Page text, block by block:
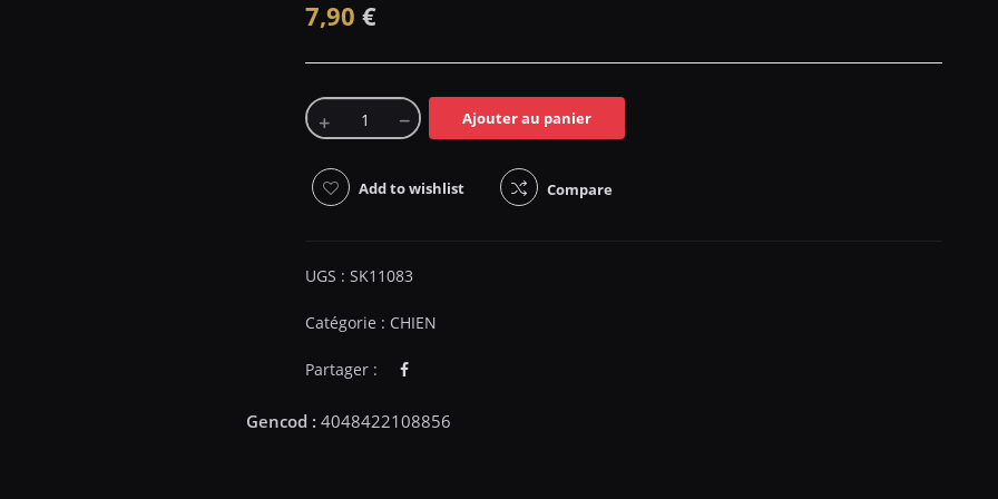
7,90 €
Ajouter au panier
Add to wishlist Compare
UGS : SK11083
Catégorie : CHIEN
Partager :